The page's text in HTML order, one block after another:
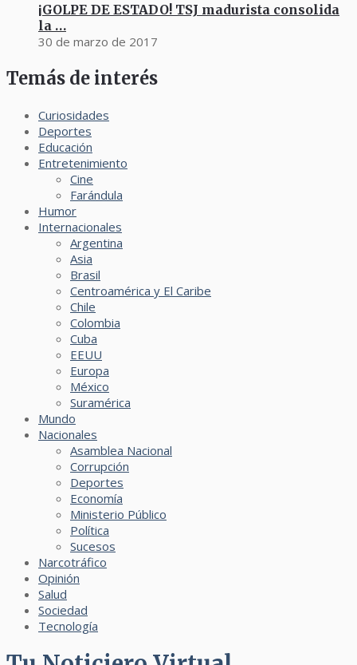
¡GOLPE DE ESTADO! TSJ madurista consolida
la …
30 de marzo de 2017
Temás de interés
Curiosidades
Deportes
Educación
Entretenimiento
Cine
Farándula
Humor
Internacionales
Argentina
Asia
Brasil
Centroamérica y El Caribe
Chile
Colombia
Cuba
EEUU
Europa
México
Suramérica
Mundo
Nacionales
Asamblea Nacional
Corrupción
Deportes
Economía
Ministerio Público
Política
Sucesos
Narcotráfico
Opinión
Salud
Sociedad
Tecnología